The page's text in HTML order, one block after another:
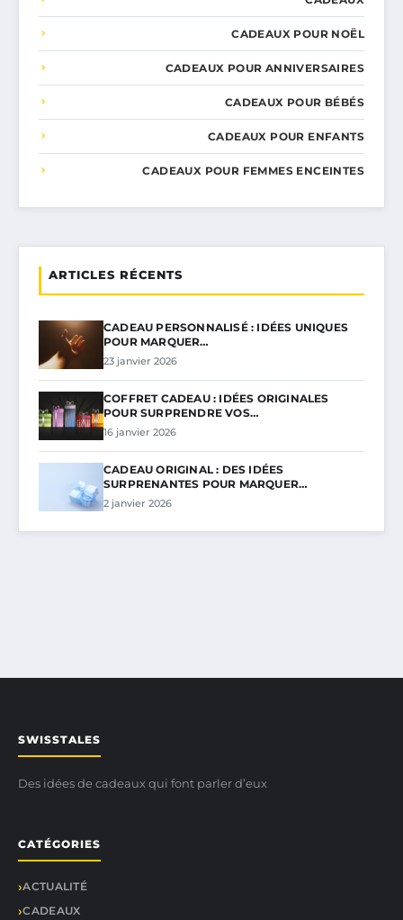
CADEAUX POUR NOËL
CADEAUX POUR ANNIVERSAIRES
CADEAUX POUR BÉBÉS
CADEAUX POUR ENFANTS
CADEAUX POUR FEMMES ENCEINTES
ARTICLES RÉCENTS
CADEAU PERSONNALISÉ : IDÉES UNIQUES
POUR MARQUER…
23 janvier 2026
COFFRET CADEAU : IDÉES ORIGINALES
POUR SURPRENDRE VOS…
16 janvier 2026
CADEAU ORIGINAL : DES IDÉES
SURPRENANTES POUR MARQUER…
2 janvier 2026
SWISSTALES
Des idées de cadeaux qui font parler d’eux
CATÉGORIES
ACTUALITÉ
CADEAUX